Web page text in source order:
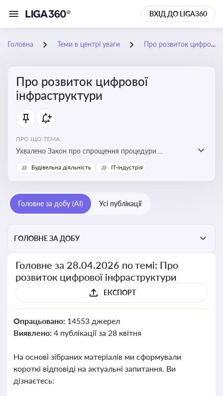
ВХІД ДО LIGA360
Головна Теми в центрі уваги Про розвиток цифрової інфраструктури
Про розвиток цифрової
інфраструктури
ПРО ЩО ТЕМА:
Ухвалено Закон про спрощення процедури
відведення земельних ділянок для розвитку цифрової
інфраструктури
Будівельна діяльність IT-індустрія
Головне за добу (AI) Усі публікації
ГОЛОВНЕ ЗА ДОБУ
Головне за 28.04.2026 по темі: Про
розвиток цифрової інфраструктури
ЕКСПОРТ
Опрацьовано: 14553 джерел
Виявлено: 4 публікації за 28 квітня
На основі зібраних матеріалів ми сформували
короткі відповіді на актуальні запитання. Ви
дізнаєтесь: